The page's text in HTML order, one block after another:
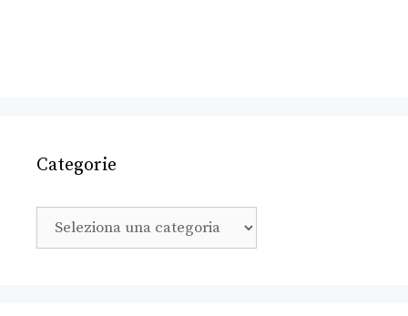
Categorie